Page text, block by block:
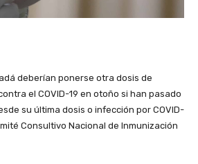
deberían ponerse otra dosis de
el COVID-19 en otoño si han pasado
su última dosis o infección por COVID-
Consultivo Nacional de Inmunización